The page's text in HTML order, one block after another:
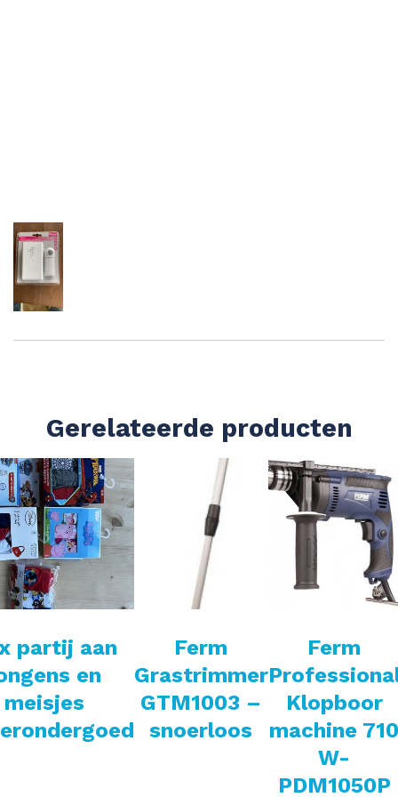
Gerelateerde producten
partij aan
en
meisjes
Ferm
Grastrimmer
GTM1003 –
snoerloos
Ferm
Klopboor
machine 710
W-
PDM1050P